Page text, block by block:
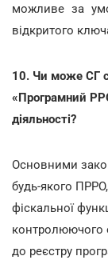
можливе за
відкритого
10. Чи може СГ
«Програмний
діяльності?
Основними
будь-якого
фіскальної
контролюючого
до реєстру